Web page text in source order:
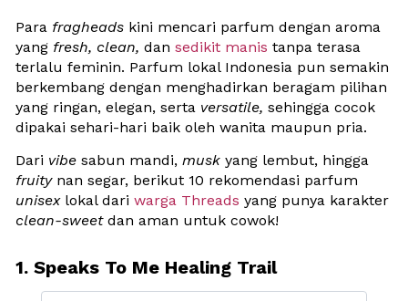
Para fragheads kini mencari parfum dengan aroma
yang fresh, clean, dan sedikit manis tanpa terasa
terlalu feminin. Parfum lokal Indonesia pun semakin
berkembang dengan menghadirkan beragam pilihan
yang ringan, elegan, serta versatile, sehingga cocok
dipakai sehari-hari baik oleh wanita maupun pria.
Dari vibe sabun mandi, musk
fruity
unisex lokal dari warga Threads
clean-sweet dan aman untuk cowok!
1. Speaks To Me Healing Trail